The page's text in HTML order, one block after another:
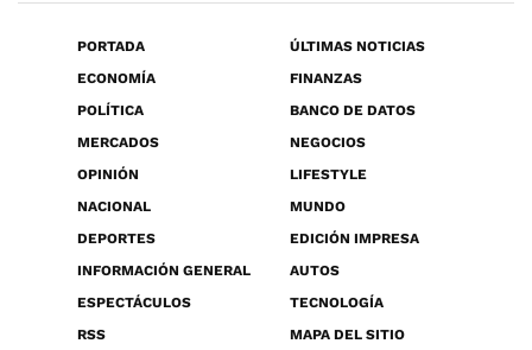
PORTADA
ÚLTIMAS NOTICIAS
ECONOMÍA
FINANZAS
POLÍTICA
BANCO DE DATOS
MERCADOS
NEGOCIOS
OPINIÓN
LIFESTYLE
NACIONAL
MUNDO
DEPORTES
EDICIÓN IMPRESA
INFORMACIÓN GENERAL
AUTOS
ESPECTÁCULOS
TECNOLOGÍA
RSS
MAPA DEL SITIO